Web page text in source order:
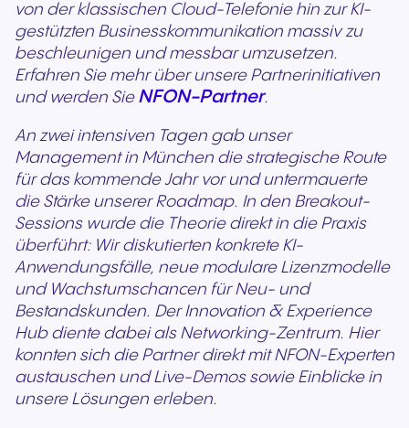
von der klassischen Cloud-Telefonie hin zur KI-
gestützten Businesskommunikation massiv zu
beschleunigen und messbar umzusetzen.
Erfahren Sie mehr über unsere Partnerinitiativen
und werden Sie NFON-Partner.
An zwei intensiven Tagen gab unser
Management in München die strategische Route
für das kommende Jahr vor und untermauerte
die Stärke unserer Roadmap. In den Breakout-
Sessions wurde die Theorie direkt in die Praxis
überführt: Wir diskutierten konkrete KI-
Anwendungsfälle, neue modulare Lizenzmodelle
und Wachstumschancen für Neu- und
Bestandskunden. Der Innovation & Experience
Hub diente dabei als Networking-Zentrum. Hier
konnten sich die Partner direkt mit NFON-Experten
austauschen und Live-Demos sowie Einblicke in
unsere Lösungen erleben.